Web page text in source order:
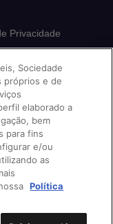
Privacidade
nossas redes:
Sociedade
próprios e de
elaborado a
bem
para fins
e/ou
as
Política